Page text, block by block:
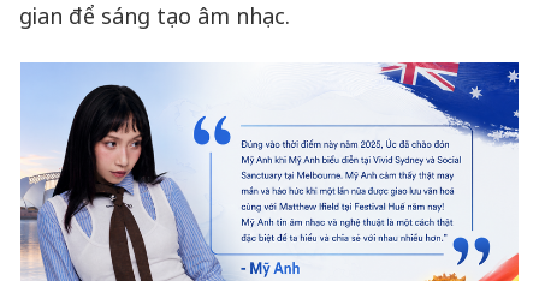
gian để sáng tạo âm nhạc.